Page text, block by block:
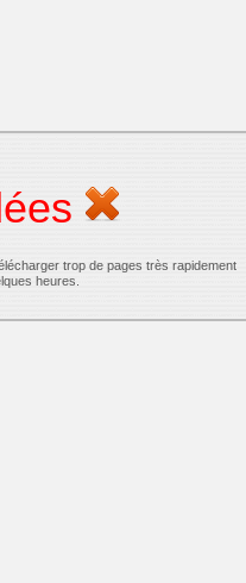
trop de pages très rapidement
heures.